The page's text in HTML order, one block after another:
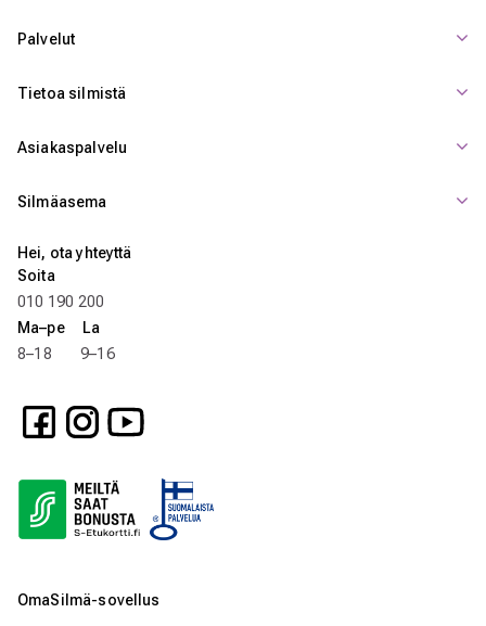
Palvelut
Tietoa silmistä
Asiakaspalvelu
Silmäasema
Hei, ota yhteyttä
Soita
010 190 200
Ma–pe La
8–18 9–16
OmaSilmä-sovellus